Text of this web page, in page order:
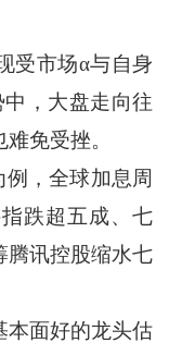
市场α与自身
，大盘走向往
免受挫。
，全球加息周
跌超五成、七
腾讯控股缩水七
面好的龙头估